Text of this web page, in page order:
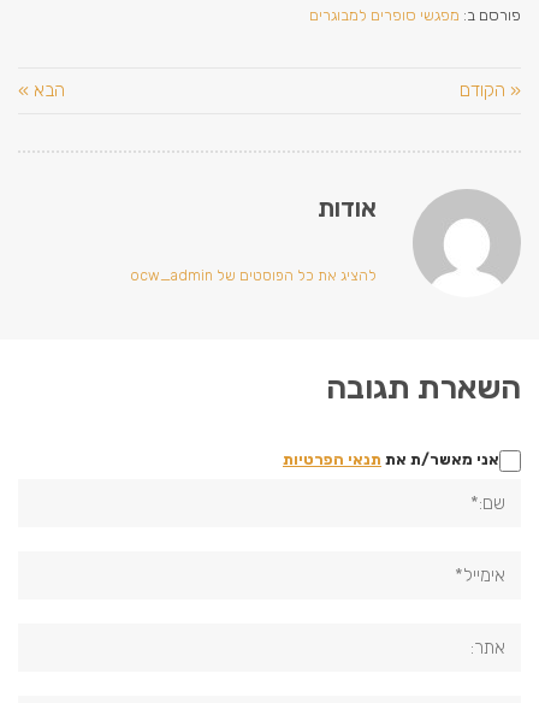
פורסם ב: מפגשי סופרים למבוגרים
« הקודם הבא »
אודות
להציג את כל הפוסטים של ocw_admin
השארת תגובה
אני מאשר/ת את תנאי הפרטיות